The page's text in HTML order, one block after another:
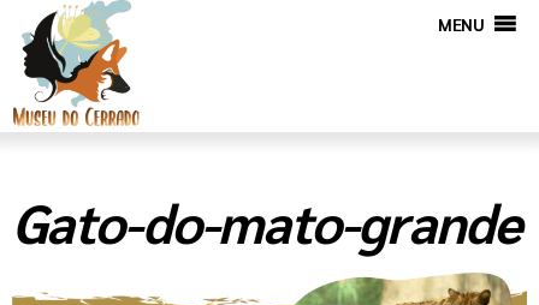
MENU
Gato-do-mato-grande